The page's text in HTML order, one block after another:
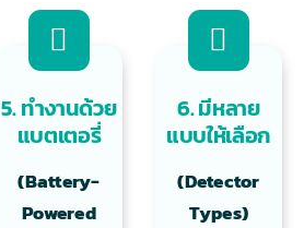
5. ทำงานด้วย
แบตเตอรี่
(Battery-
Powered
6. มีหลาย
แบบให้เลือก
(Detector
Types)